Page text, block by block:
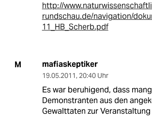
http://
rundschau.de/navigation/
11_HB_Scherb.pdf
M mafiaskeptiker
19.05.2011, 20:40 Uhr
Es war beruhigend, dass
Demonstranten aus den
Gewalttaten zur